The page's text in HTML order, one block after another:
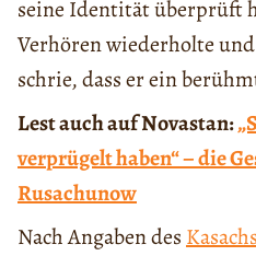
seine Identität überprüft
Verhören wiederholte
schrie, dass er ein
Lest auch auf Novastan:
verprügelt haben“ – die
Rusachunow
Nach Angaben des